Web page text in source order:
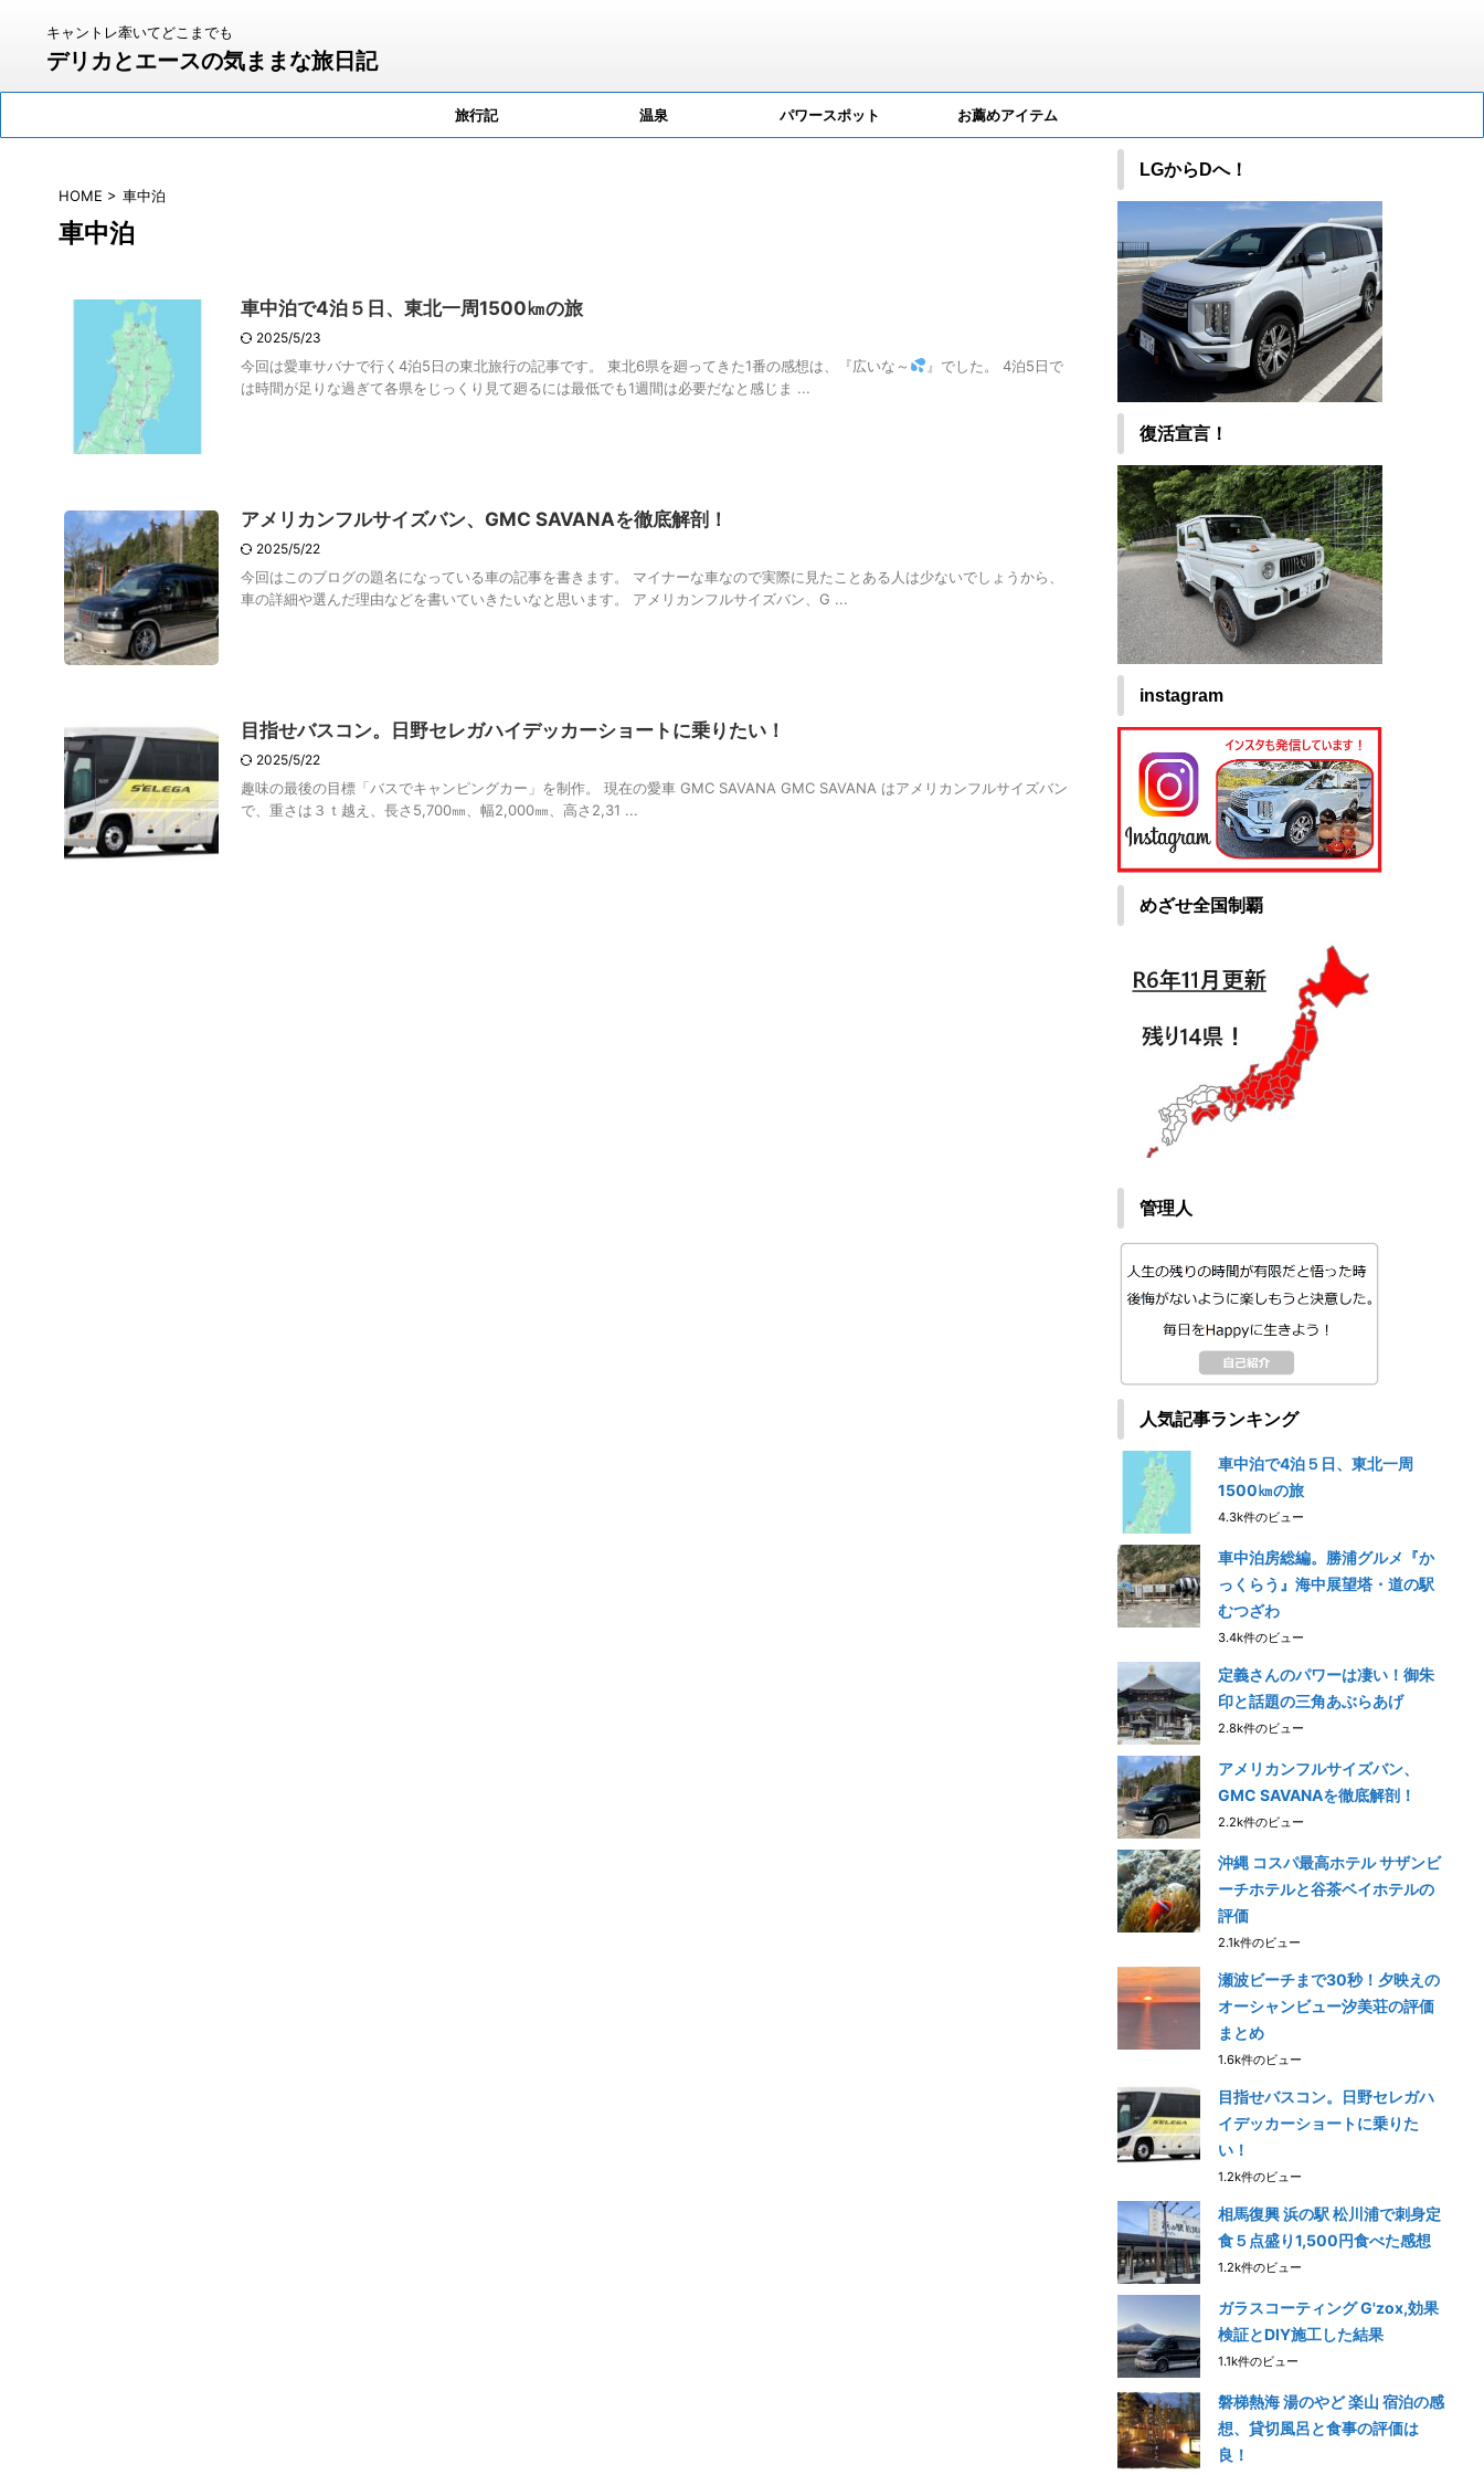
キャントレ牽いてどこまでも
デリカとエースの気ままな旅日記
旅行記 温泉 パワースポット お薦めアイテム
HOME > 車中泊
車中泊
車中泊で4泊５日、東北一周1500㎞の旅
2025/5/23
今回は愛車サバナで行く4泊5日の東北旅行の記事です。 東北6県を廻ってきた1番の感想は、『広いな～
』でした。 4泊5日で
は時間が足りな過ぎて各県をじっくり見て廻るには最低でも1週間は必要だなと感じま ...
アメリカンフルサイズバン、GMC SAVANAを徹底解剖！
2025/5/22
今回はこのブログの題名になっている車の記事を書きます。 マイナーな車なので実際に見たことある人は少ないでしょうから、
車の詳細や選んだ理由などを書いていきたいなと思います。 アメリカンフルサイズバン、G ...
目指せバスコン。日野セレガハイデッカーショートに乗りたい！
2025/5/22
趣味の最後の目標「バスでキャンピングカー」を制作。 現在の愛車 GMC SAVANA GMC SAVANA はアメリカンフルサイズバン
で、重さは３ｔ越え、長さ5,700㎜、幅2,000㎜、高さ2,31 ...
LGからDへ！
復活宣言！
instagram
めざせ全国制覇
管理人
人気記事ランキング
車中泊で4泊５日、東北一周
1500㎞の旅
4.3k件のビュー
車中泊房総編。勝浦グルメ『か
っくらう』海中展望塔・道の駅
むつざわ
3.4k件のビュー
定義さんのパワーは凄い！御朱
印と話題の三角あぶらあげ
2.8k件のビュー
アメリカンフルサイズバン、
GMC SAVANAを徹底解剖！
2.2k件のビュー
沖縄 コスパ最高ホテル サザンビ
ーチホテルと谷茶ベイホテルの
評価
2.1k件のビュー
瀬波ビーチまで30秒！夕映えの
オーシャンビュー汐美荘の評価
まとめ
1.6k件のビュー
目指せバスコン。日野セレガハ
イデッカーショートに乗りた
い！
1.2k件のビュー
相馬復興 浜の駅 松川浦で刺身定
食５点盛り1,500円食べた感想
1.2k件のビュー
ガラスコーティング G'zox,効果
検証とDIY施工した結果
1.1k件のビュー
磐梯熱海 湯のやど 楽山 宿泊の感
想、貸切風呂と食事の評価は
良！